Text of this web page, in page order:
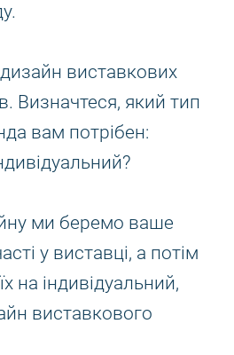
виставкових
Визначтеся, який тип
вам потрібен:
ми беремо ваше
у виставці, а потім
на індивідуальний,
виставкового